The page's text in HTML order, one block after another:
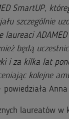
SmartUP,
szczególnie
laureaci
będą
i za kilka lat
kolejne
powiedziała Anna
laureatów w